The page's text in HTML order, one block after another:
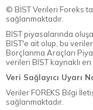
© BİST Verileri Foreks
sağlanmaktadır.
BIST piyasalarında
BIST'e ait olup, bu
Borçlanma Araçları
verileri BIST kaynaklı
Veri Sağlayıcı Uyarı
Veriler FOREKS Bilgi
sağlanmaktadır.